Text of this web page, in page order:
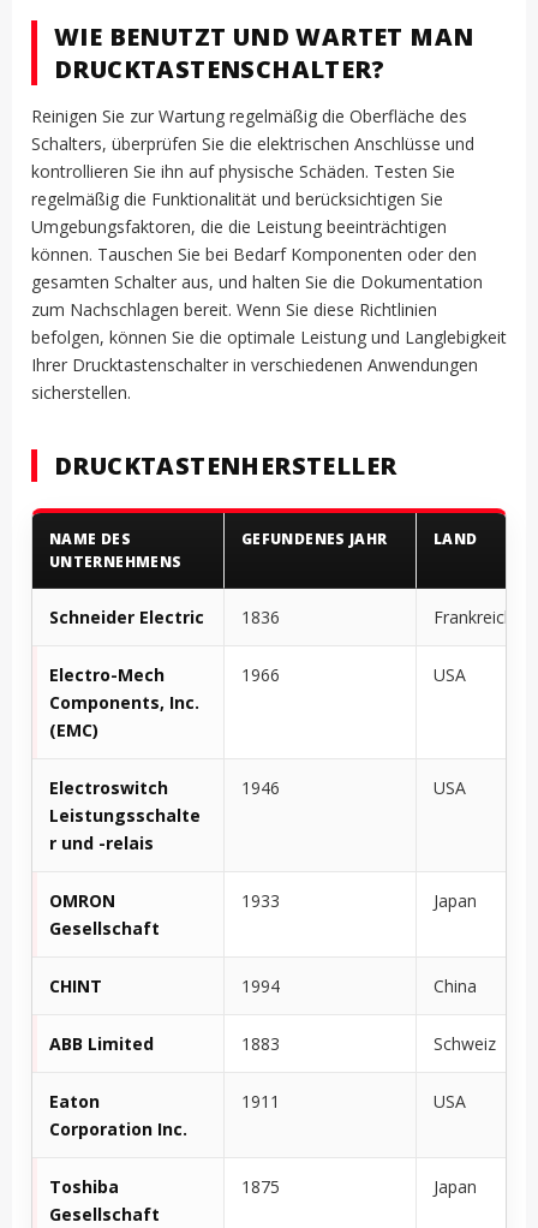
WIE BENUTZT UND WARTET MAN
DRUCKTASTENSCHALTER?
Reinigen Sie zur Wartung regelmäßig die Oberfläche des
Schalters, überprüfen Sie die elektrischen Anschlüsse und
kontrollieren Sie ihn auf physische Schäden. Testen Sie
regelmäßig die Funktionalität und berücksichtigen Sie
Umgebungsfaktoren, die die Leistung beeinträchtigen
können. Tauschen Sie bei Bedarf Komponenten oder den
gesamten Schalter aus, und halten Sie die Dokumentation
zum Nachschlagen bereit. Wenn Sie diese Richtlinien
befolgen, können Sie die optimale Leistung und Langlebigkeit
Ihrer Drucktastenschalter in verschiedenen Anwendungen
sicherstellen.
DRUCKTASTENHERSTELLER
NAME DES
UNTERNEHMENS
GEFUNDENES JAHR LAND
Schneider Electric 1836 Frankreich
Electro-Mech
Components, Inc.
(EMC)
1966 USA
Electroswitch
Leistungsschalte
r und -relais
1946 USA
OMRON
Gesellschaft
1933 Japan
CHINT 1994 China
ABB Limited 1883 Schweiz
Eaton
Corporation Inc.
1911 USA
Toshiba
Gesellschaft
1875 Japan